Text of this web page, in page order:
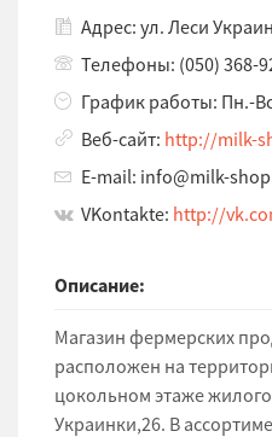
Адрес: ул. Леси
Телефоны: (050) 368-
График работы: Пн.-
Веб-сайт: http://milk-
E-mail: info@milk-
VKontakte: http://
Описание:
Магазин фермерских
расположен на
цокольном этаже
Украинки,26. В